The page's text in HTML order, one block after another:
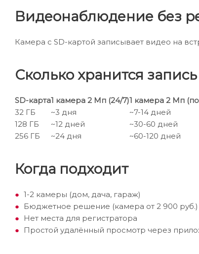
Видеонаблюдение без
Камера с SD-картой записывает видео на
Сколько хранится запись
SD-карта1 камера 2 Мп (24/7)1 камера 2 Мп
32 ГБ
~3 дня
~7-14 дней
128 ГБ
~12 дней
~30-60 дней
256 ГБ
~24 дня ~60-120 дней
Когда подходит
1-2 камеры (дом, дача, гараж)
Бюджетное решение (камера от 2 900 руб.)
Нет места для регистратора
Простой удалённый просмотр через